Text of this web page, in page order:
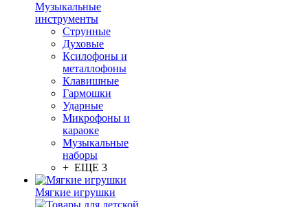
Музыкальные
инструменты
Струнные
Духовые
Ксилофоны и
металлофоны
Клавишные
Гармошки
Ударные
Микрофоны и
караоке
Музыкальные
наборы
+ ЕЩЕ 3
Мягкие игрушки